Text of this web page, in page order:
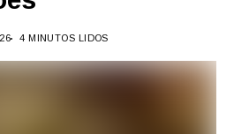
4 MINUTOS LIDOS